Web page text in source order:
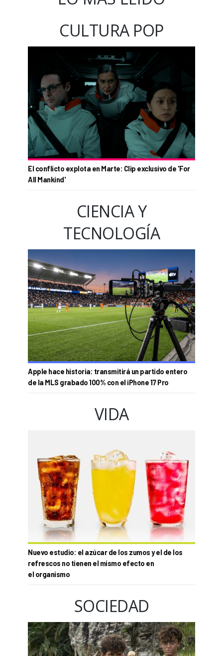
CULTURA POP
El conflicto explota en Marte: Clip exclusivo de 'For
All Mankind'
CIENCIA Y
TECNOLOGÍA
Apple hace historia: transmitirá un partido entero
de la MLS grabado 100% con el iPhone 17 Pro
VIDA
Nuevo estudio: el azúcar de los zumos y el de los
refrescos no tienen el mismo efecto en
el organismo
SOCIEDAD